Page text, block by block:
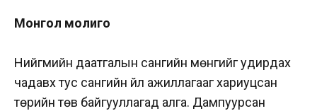
Монгол молиго
Нийгмийн даатгалын сангийн мөнгийг удирдах
чадавх тус сангийн үйл ажиллагааг хариуцсан
төрийн төв байгууллагад алга. Дампуурсан